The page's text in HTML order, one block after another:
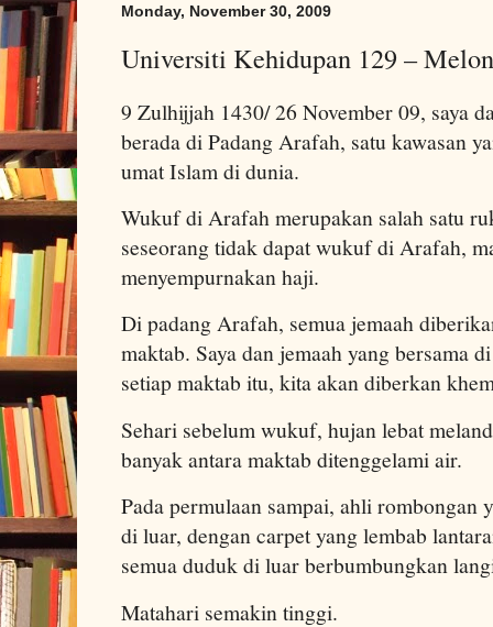
Monday, November 30, 2009
Universiti Kehidupan 129 –
9 Zulhijjah 1430/ 26 November 09, saya
berada di Padang Arafah, satu kawasan
umat Islam di dunia.
Wukuf di Arafah merupakan salah satu
seseorang tidak dapat wukuf di Arafah,
menyempurnakan haji.
Di padang Arafah, semua jemaah
maktab. Saya dan jemaah yang bersama
setiap maktab itu, kita akan diberkan
Sehari sebelum wukuf, hujan lebat
banyak antara maktab ditenggelami air.
Pada permulaan sampai, ahli rombongan
di luar, dengan carpet yang lembab
semua duduk di luar berbumbungkan
Matahari semakin tinggi.